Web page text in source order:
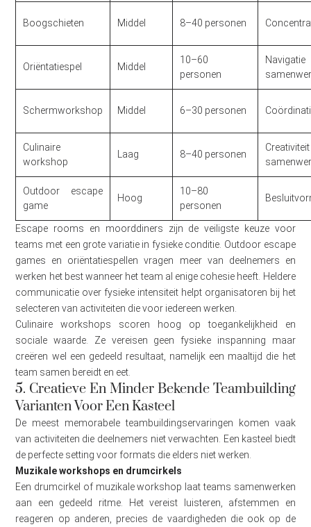
Boogschieten Middel 8–40 personen
Oriëntatiespel Middel
10–60
personen
Schermworkshop Middel 6–30 personen
Culinaire
workshop
Laag 8–40 personen
Outdoor escape
game
Hoog
10–80
personen
Escape rooms en moorddiners zijn de veiligste keuze voor
teams met een grote variatie in fysieke conditie. Outdoor escape
games en oriëntatiespellen vragen meer van deelnemers en
werken het best wanneer het team al enige cohesie heeft. Heldere
communicatie over fysieke intensiteit helpt organisatoren bij het
selecteren van activiteiten die voor iedereen werken.
Culinaire workshops scoren hoog op toegankelijkheid en
sociale waarde. Ze vereisen geen fysieke inspanning maar
creëren wel een gedeeld resultaat, namelijk een maaltijd die het
team samen bereidt en eet.
5. Creatieve En Minder Bekende Teambuilding
Varianten Voor Een Kasteel
De meest memorabele teambuildingservaringen komen vaak
van activiteiten die deelnemers niet verwachten. Een kasteel biedt
de perfecte setting voor formats die elders niet werken.
Muzikale workshops en drumcirkels
Een drumcirkel of muzikale workshop laat teams samenwerken
aan een gedeeld ritme. Het vereist luisteren, afstemmen en
reageren op anderen, precies de vaardigheden die ook op de